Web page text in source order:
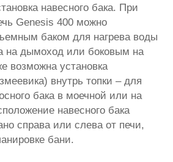
навесного бака. При
Genesis 400 можно
баком для нагрева воды
на дымоход или боковым на
возможна установка
внутрь топки – для
бака в моечной или на
навесного бака
справа или слева от печи,
бани.